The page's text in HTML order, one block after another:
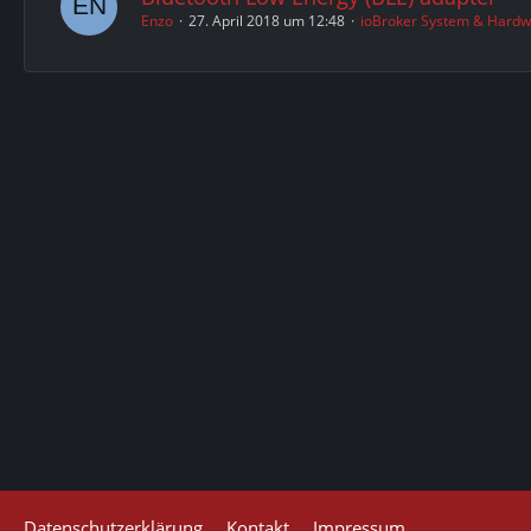
Enzo 27. April 2018 um 12:48 ioBroker System &